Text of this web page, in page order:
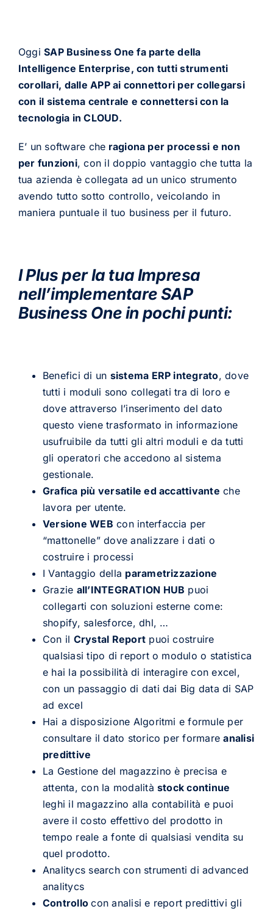
OggiSAP Business One fa parte della
Intelligence Enterprise, con tutti strumenti
corollari, dalle APP ai connettori per collegarsi
con il sistema centrale e connettersi con la
tecnologia in CLOUD.
E’ un software che ragiona per processi e non
per funzioni, con il doppio vantaggio che tutta la
tua azienda è collegata ad un unico strumento
avendo tutto sotto controllo, veicolando in
maniera puntuale il tuo business per il futuro.
I Plus per la tua Impresa
nell’implementare SAP
Business One in pochi punti:
Benefici di un sistema ERP integrato, dove
tutti i moduli sono collegati tra di loro e
dove attraverso l’inserimento del dato
questo viene trasformato in informazione
usufruibile da tutti gli altri moduli e da tutti
gli operatori che accedono al sistema
gestionale.
Grafica più versatile ed accattivante che
lavora per utente.
Versione WEB con interfaccia per
“mattonelle” dove analizzare i dati o
costruire i processi
I Vantaggio della parametrizzazione
Grazie all’INTEGRATION HUB puoi
collegarti con soluzioni esterne come:
shopify, salesforce, dhl, …
Con il Crystal Report puoi costruire
qualsiasi tipo di report o modulo o statistica
e hai la possibilità di interagire con excel,
con un passaggio di dati dai Big data di SAP
ad excel
Hai a disposizione Algoritmi e formule per
consultare il dato storico per formareanalisi
predittive
La Gestione del magazzino è precisa e
attenta, con la modalità stock continue
leghi il magazzino alla contabilità e puoi
avere il costo effettivo del prodotto in
tempo reale a fonte di qualsiasi vendita su
quel prodotto.
Analitycs search con strumenti di advanced
analitycs
Controllocon analisi e report predittivi gli